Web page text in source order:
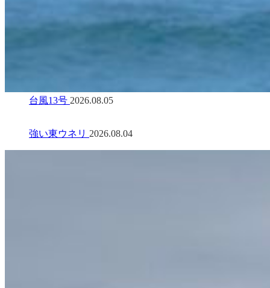
台風13号 2026.08.05
強い東ウネリ 2026.08.04